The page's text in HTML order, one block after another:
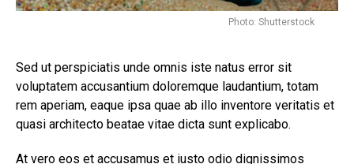
Photo: Shutterstock
Sed ut perspiciatis unde omnis iste natus error sit
voluptatem accusantium doloremque laudantium, totam
rem aperiam, eaque ipsa quae ab illo inventore veritatis et
quasi architecto beatae vitae dicta sunt explicabo.
At vero eos et accusamus et iusto odio dignissimos